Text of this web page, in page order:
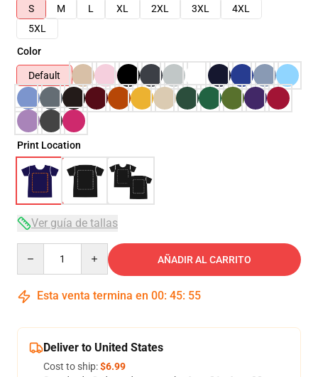
S
M L XL 2XL 3XL
4XL
5XL
Color
Default
Print Location
Ver guía de tallas
AÑADIR AL CARRITO
Esta venta termina en 00: 45: 54
Deliver to United States
Cost to ship:$6.99